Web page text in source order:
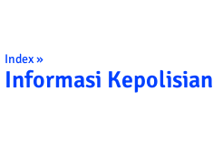
Index »
Informasi Kepolisian